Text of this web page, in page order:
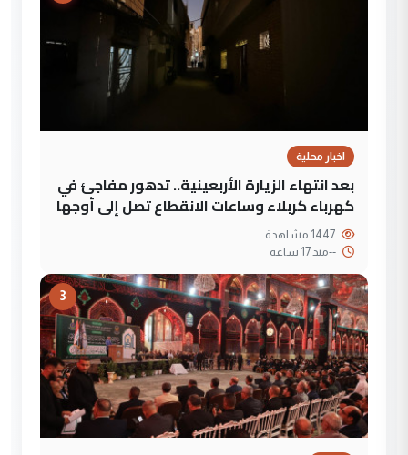
اخبار محلية
بعد انتهاء الزيارة الأربعينية.. تدهور مفاجئ في
كهرباء كربلاء وساعات الانقطاع تصل إلى أوجها
--منذ 17 ساعة
3